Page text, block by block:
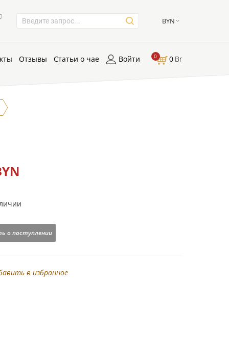
BYN
Отзывы Статьи о чае Войти 0 0 Br
о поступлении
в избранное